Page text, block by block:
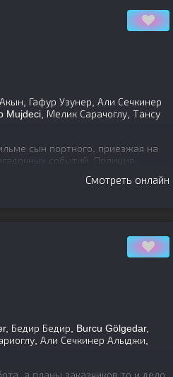
Гафур Узунер, Али Сечкинер
Мелик Сарачоглу, Тансу
сын портного, приезжая на
событий. Полиция
Смотреть онлайн
Бедир Бедир, Burcu Gölgedar,
Али Сечкинер Алыджи,